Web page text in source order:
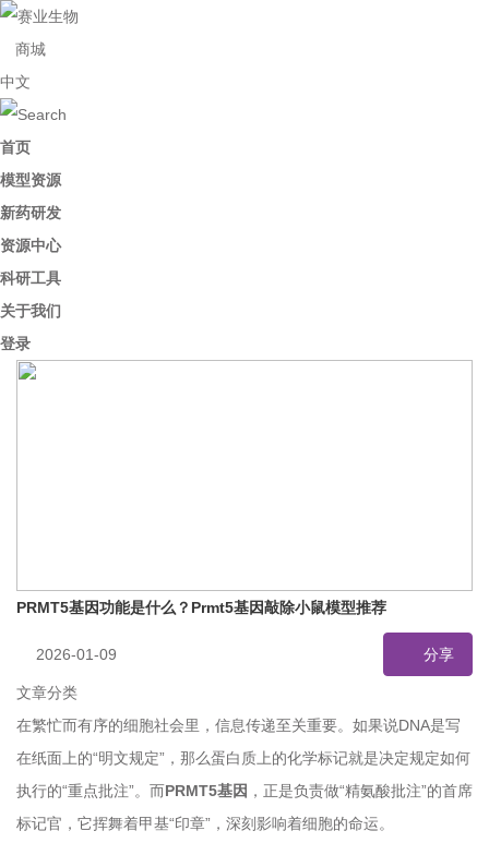
商城
中文
首页
模型资源
新药研发
资源中心
科研工具
关于我们
登录
PRMT5基因功能是什么？Prmt5基因敲除小鼠模型推荐
2026-01-09 分享
文章分类
在繁忙而有序的细胞社会里，信息传递至关重要。如果说DNA是写
在纸面上的“明文规定”，那么蛋白质上的化学标记就是决定规定如何
执行的“重点批注”。而PRMT5基因 ，正是负责做“精氨酸批注”的首席
标记官，它挥舞着甲基“印章”，深刻影响着细胞的命运。